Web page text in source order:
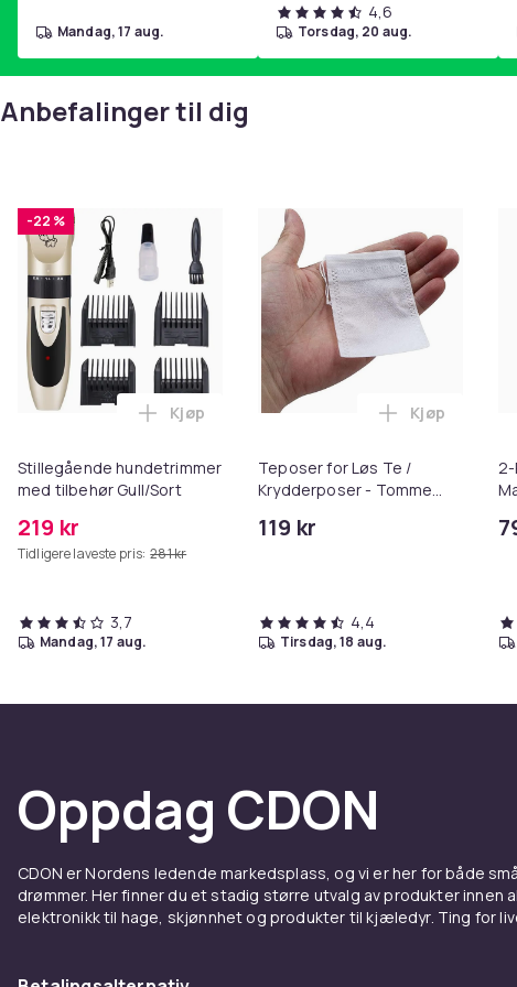
mandag, 17 aug.
4,6
torsdag, 20 aug.
Anbefalinger til dig
-22 %
Stillegående hundetrimmer
med tilbehør Gull/Sort
219 kr
Tidligere laveste pris: 281 kr
Legg Stillegående hundetrimmer med
Kjøp
3,7
mandag, 17 aug.
Teposer for Løs Te /
Krydderposer - Tomme
119 kr
Legg
Kjøp
4,4
tirsdag, 18 aug.
2-
Oppdag CDON
CDON er Nordens ledende markedsplass, og vi er her for både
drømmer. Her finner du et stadig større utvalg av produkter innen
elektronikk til hage, skjønnhet og produkter til kjæledyr. Ting for